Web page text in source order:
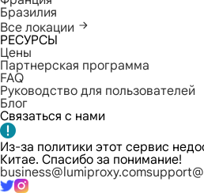
Бразилия
Все локации
РЕСУРСЫ
Цены
Партнерская программа
FAQ
Руководство для пользователей
Блог
Связаться с нами
Из-за политики этот сервис
Китае. Спасибо за понимание!
business@lumiproxy.com